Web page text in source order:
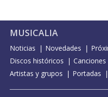
MUSICALIA
Noticias Novedades
Discos históricos
Canciones
Artistas y grupos
Portadas